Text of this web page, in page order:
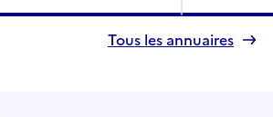
Tous les annuaires